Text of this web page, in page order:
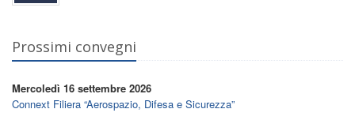
Prossimi convegni
Mercoledì 16 settembre 2026
Connext Filiera “Aerospazio, Difesa e Sicurezza”